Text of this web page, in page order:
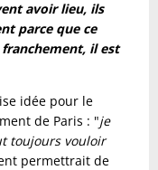
avoir lieu, ils
parce que ce
il est
idée pour le
de Paris : "je
toujours vouloir
permettrait de